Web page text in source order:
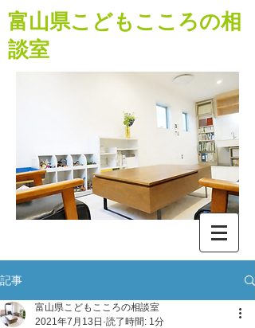
​富山県こどもこころの相
談室
記事
富山県こどもこころの相談室
2021年7月13日 読了時間: 1分